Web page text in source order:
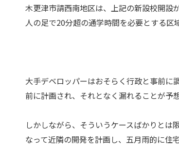
木更津市請西南地区は、上記の新設校開設
人の足で20分超の通学時間を必要とする区
大手デベロッパーはおそらく行政と事前
前に計画され、それとなく漏れることが予
しかしながら、そういうケースばかりと
なって近隣の開発を計画し、五月雨的に住